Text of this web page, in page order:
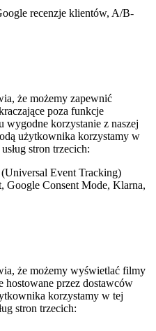
recenzje klientów, A/B-
że możemy zapewnić
poza funkcje
korzystanie z naszej
użytkownika korzystamy w
stron trzecich:
Event Tracking)
Google Consent Mode, Klarna,
że możemy wyświetlać filmy
hostowane przez dostawców
korzystamy w tej
stron trzecich: